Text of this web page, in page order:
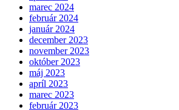
marec 2024
február 2024
január 2024
december 2023
november 2023
október 2023
máj 2023
apríl 2023
marec 2023
február 2023